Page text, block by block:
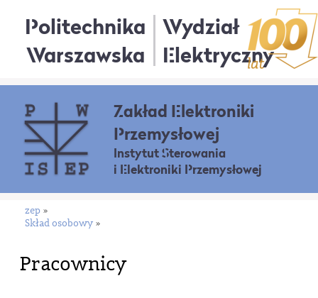
Politechnika
Warszawska
Wydział
Elektryczny
Zakład Elektroniki
Przemysłowej
Instytut Sterowania
i Elektroniki Przemysłowej
zep »
Skład osobowy »
Pracownicy